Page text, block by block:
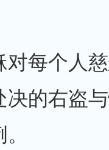
对每个人
决的右盗